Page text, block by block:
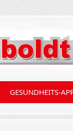
GESUNDHEITS-